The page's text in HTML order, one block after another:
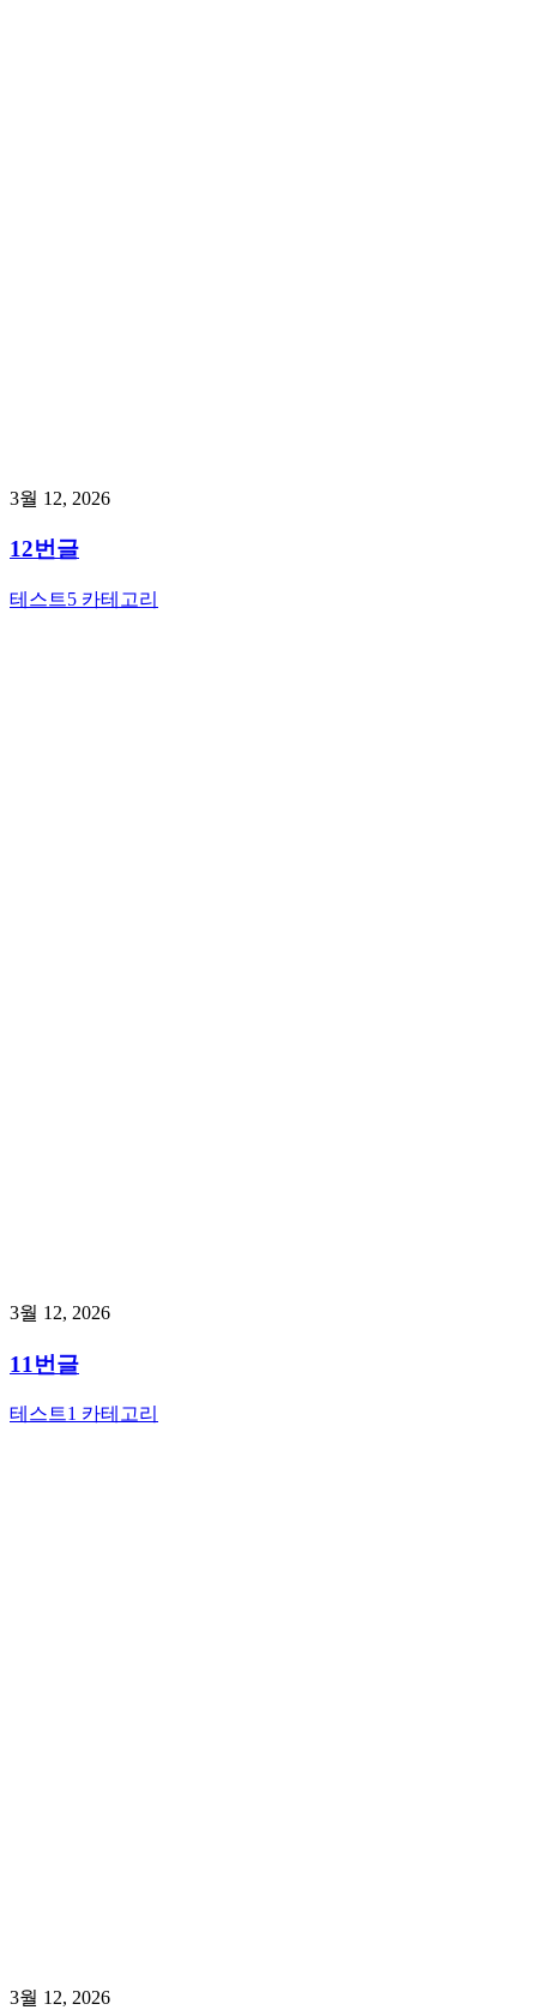
3월 12, 2026
12번글
테스트5 카테고리
3월 12, 2026
11번글
테스트1 카테고리
3월 12, 2026